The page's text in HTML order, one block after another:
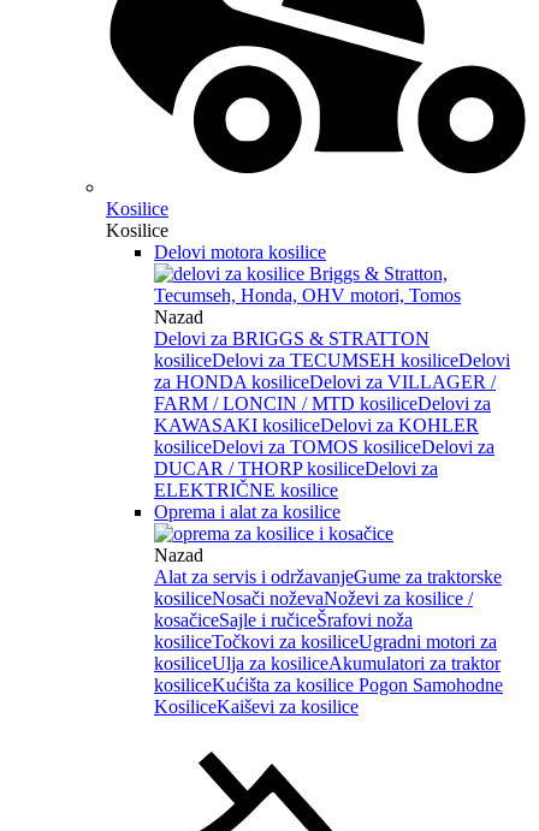
Kosilice
Kosilice
Delovi motora kosilice
Nazad
Delovi za BRIGGS & STRATTON
kosiliceDelovi za TECUMSEH kosiliceDelovi
za HONDA kosiliceDelovi za VILLAGER /
FARM / LONCIN / MTD kosiliceDelovi za
KAWASAKI kosiliceDelovi za KOHLER
kosiliceDelovi za TOMOS kosiliceDelovi za
DUCAR / THORP kosiliceDelovi za
ELEKTRIČNE kosilice
Oprema i alat za kosilice
Nazad
Alat za servis i održavanjeGume za traktorske
kosiliceNosači noževaNoževi za kosilice /
kosačiceSajle i ručiceŠrafovi noža
kosiliceTočkovi za kosiliceUgradni motori za
kosiliceUlja za kosiliceAkumulatori za traktor
kosiliceKućišta za kosilice Pogon Samohodne
KosiliceKaiševi za kosilice